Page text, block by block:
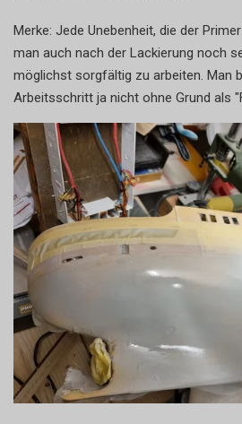
Merke: Jede Unebenheit, die der
man auch nach der Lackierung noch
möglichst sorgfältig zu arbeiten. Man
Arbeitsschritt ja nicht ohne Grund als